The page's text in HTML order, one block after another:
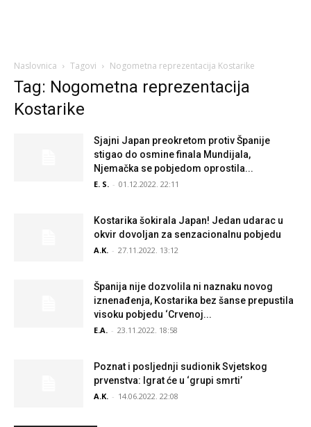
Naslovnica Tagovi Nogometna reprezentacija Kostarike
Tag: Nogometna reprezentacija
Kostarike
Sjajni Japan preokretom protiv Španije
stigao do osmine finala Mundijala,
Njemačka se pobjedom oprostila...
E. S. - 01.12.2022. 22:11
Kostarika šokirala Japan! Jedan udarac u
okvir dovoljan za senzacionalnu pobjedu
A.K. - 27.11.2022. 13:12
Španija nije dozvolila ni naznaku novog
iznenađenja, Kostarika bez šanse prepustila
visoku pobjedu ‘Crvenoj...
E.A. - 23.11.2022. 18:58
Poznat i posljednji sudionik Svjetskog
prvenstva: Igrat će u ‘grupi smrti’
A.K. - 14.06.2022. 22:08